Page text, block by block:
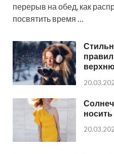
перерыв на обед, как
посвятить время …